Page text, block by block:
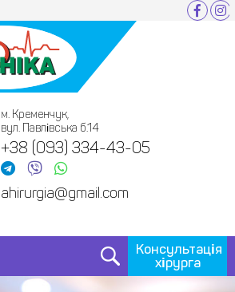
м. Кременчук,
вул. Павлівська б.14
+38 (093) 334-43-05
ahirurgia@gmail.com
Консультація
хірурга